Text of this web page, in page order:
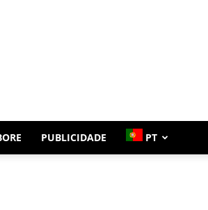
PUBLICIDADE PT